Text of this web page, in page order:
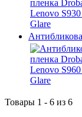
Товары 1 - 6 из 6